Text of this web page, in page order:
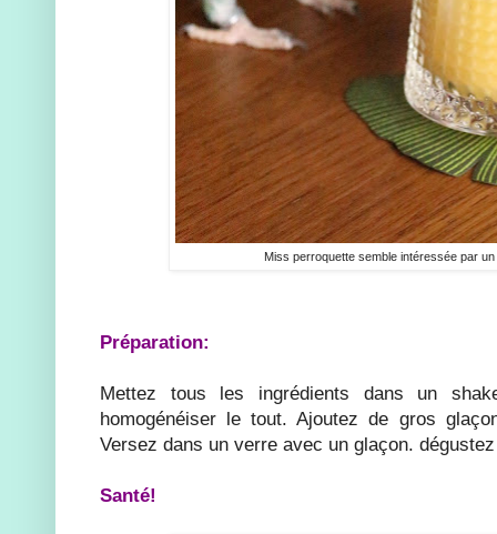
Miss perroquette semble intéressée par
Préparation:
Mettez tous les ingrédients dans un
homogénéiser le tout. Ajoutez de gros
Versez dans un verre avec un glaçon.
Santé!